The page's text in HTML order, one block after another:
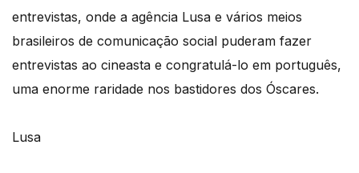
entrevistas, onde a agência Lusa e vários meios
brasileiros de comunicação social puderam fazer
entrevistas ao cineasta e congratulá-lo em português,
uma enorme raridade nos bastidores dos Óscares.
Lusa